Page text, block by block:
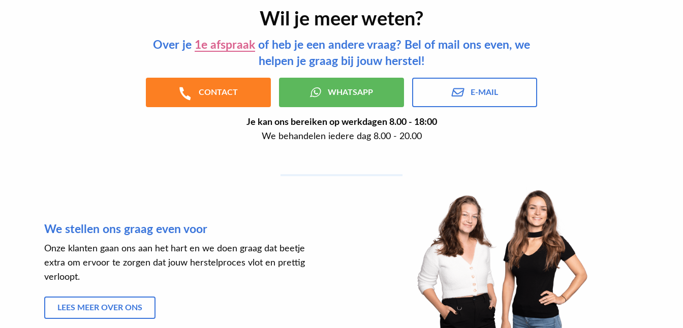
Wil je meer weten?
Over je 1e afspraak of heb je een andere vraag? Bel of mail ons even, we
helpen je graag bij jouw herstel!
CONTACT WHATSAPP E-MAIL
Je kan ons bereiken op werkdagen8.00 - 18:00
We behandelen iedere dag 8.00 - 20.00
We stellen ons graag even voor
Onze klanten gaan ons aan het hart en we doen graag dat beetje
extra om ervoor te zorgen dat jouw herstelproces vlot en prettig
verloopt.
LEES MEER OVER ONS